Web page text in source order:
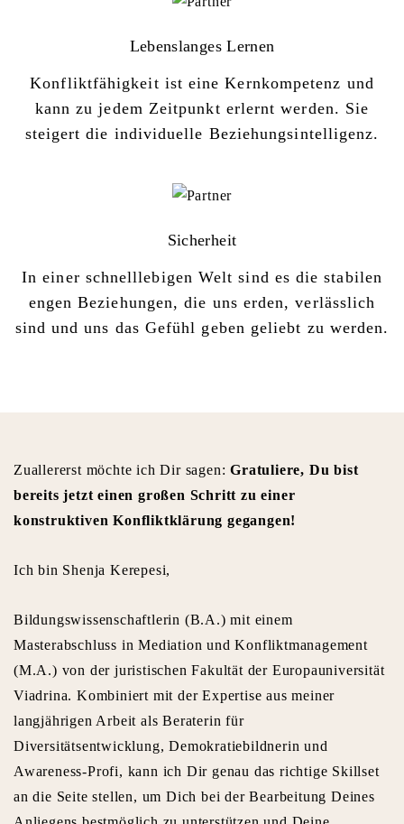
Lebenslanges Lernen
Konfliktfähigkeit ist eine Kernkompetenz und
kann zu jedem Zeitpunkt erlernt werden. Sie
steigert die individuelle Beziehungsintelligenz.
Sicherheit
In einer schnelllebigen Welt sind es die stabilen
engen Beziehungen, die uns erden, verlässlich
sind und uns das Gefühl geben geliebt zu werden.
Zuallererst möchte ich Dir sagen:Gratuliere, Du bist
bereits jetzt einen großen Schritt zu einer
konstruktiven Konfliktklärung gegangen!
Ich bin Shenja Kerepesi,
Bildungswissenschaftlerin (B.A.) mit einem
Masterabschluss in Mediation und Konfliktmanagement
(M.A.) von der juristischen Fakultät der Europauniversität
Viadrina. Kombiniert mit der Expertise aus meiner
langjährigen Arbeit als Beraterin für
Diversitätsentwicklung, Demokratiebildnerin und
Awareness-Profi, kann ich Dir genau das richtige Skillset
an die Seite stellen, um Dich bei der Bearbeitung Deines